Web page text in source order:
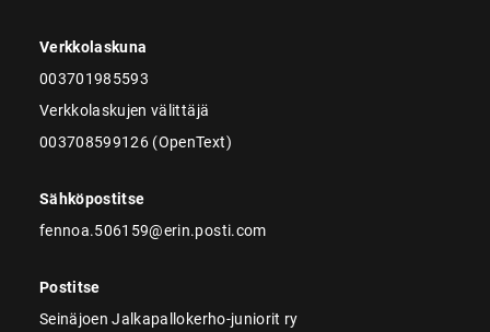
Verkkolaskuna
003701985593
Verkkolaskujen välittäjä
003708599126 (OpenText)
Sähköpostitse
fennoa.506159@erin.posti.com
Postitse
Seinäjoen Jalkapallokerho-juniorit ry